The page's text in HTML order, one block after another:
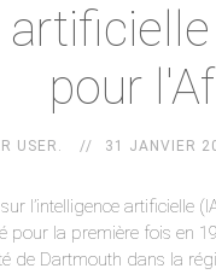
pour
USER. 31 JANVIER
l’intelligence artificielle
pour la première fois en
de Dartmouth dans la